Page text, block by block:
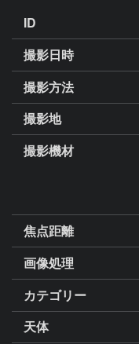
ID
撮影日時
撮影方法
撮影地
撮影機材
焦点距離
画像処理
カテゴリー
天体